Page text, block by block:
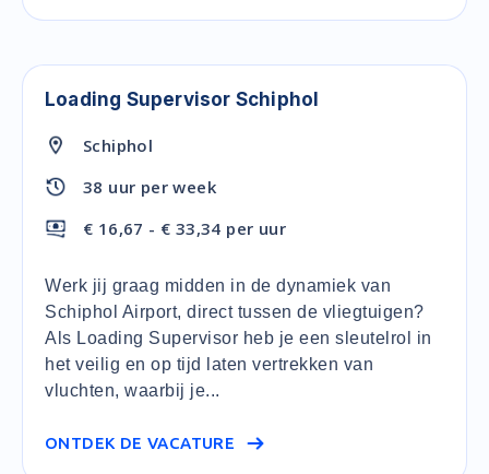
Loading Supervisor Schiphol
Schiphol
38 uur per week
€ 16,67 - € 33,34 per uur
Werk jij graag midden in de dynamiek van
Schiphol Airport, direct tussen de vliegtuigen?
Als Loading Supervisor heb je een sleutelrol in
het veilig en op tijd laten vertrekken van
vluchten, waarbij je...
ONTDEK DE VACATURE